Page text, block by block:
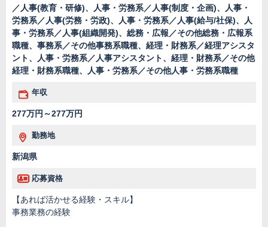
／人事(教育・研修)、人事・労務系／人事(制度・企画)、人事・
労務系／人事(労務・労政)、人事・労務系／人事(給与/社保)、人
事・労務系／人事(組織開発)、総務・広報／その他総務・広報系
職種、事務系／その他事務系職種、経理・財務系／経理アシスタ
ント、人事・労務系／人事アシスタント、経理・財務系／その他
経理・財務系職種、人事・労務系／その他人事・労務系職種
年収
277万円～277万円
勤務地
新潟県
応募資格
【あれば活かせる経験・スキル】
事務業務の経験